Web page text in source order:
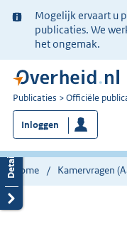
Ter
informatie:
Mogelijk ervaart u
publicaties. We
het ongemak.
U
bent
nu
hier:
Publicaties Officiële
Inloggen
Home Kamervragen